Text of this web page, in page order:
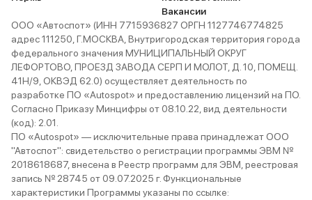
Вакансии
ООО «Автоспот» (ИНН 7715936827 ОРГН 1127746774825
адрес 111250, Г.МОСКВА, Внутригородская территория города
федерального значения МУНИЦИПАЛЬНЫЙ ОКРУГ
ЛЕФОРТОВО, ПРОЕЗД ЗАВОДА СЕРП И МОЛОТ, Д. 10, ПОМЕЩ.
41Н/9, ОКВЭД 62.0) осуществляет деятельность по
разработке ПО «Autospot» и предоставлению лицензий на ПО.
Согласно Приказу Минцифры от 08.10.22, вид деятельности
(код): 2.01.
ПО «Autospot» — исключительные права принадлежат ООО
"Автоспот": свидетельство о регистрации программы ЭВМ №
2018618687, внесена в Реестр программ для ЭВМ, реестровая
запись № 28745 от 09.07.2025 г. Функциональные
характеристики Программы указаны по ссылке: